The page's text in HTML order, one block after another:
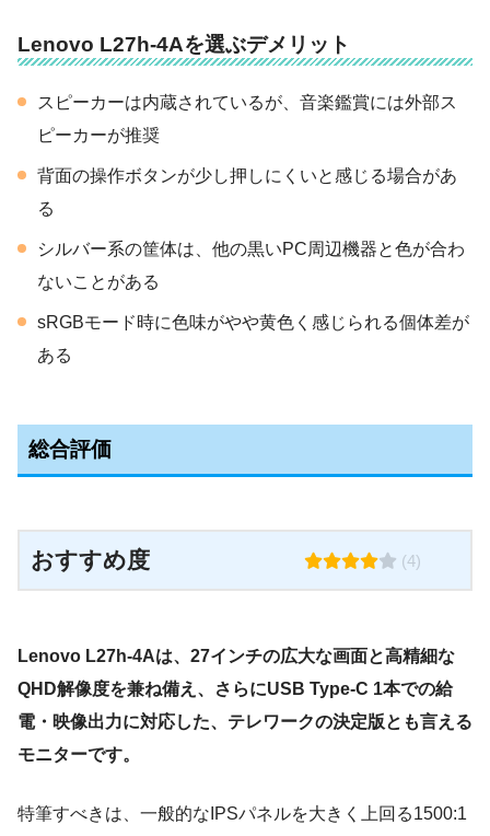
Lenovo L27h-4Aを選ぶデメリット
スピーカーは内蔵されているが、音楽鑑賞には外部ス
ピーカーが推奨
背面の操作ボタンが少し押しにくいと感じる場合があ
る
シルバー系の筐体は、他の黒いPC周辺機器と色が合わ
ないことがある
sRGBモード時に色味がやや黄色く感じられる個体差が
ある
総合評価
おすすめ度 (4)
Lenovo L27h-4Aは、27インチの広大な画面と高精細な
QHD解像度を兼ね備え、さらにUSB Type-C 1本での給
電・映像出力に対応した、テレワークの決定版とも言える
モニターです。
特筆すべきは、一般的なIPSパネルを大きく上回る1500:1